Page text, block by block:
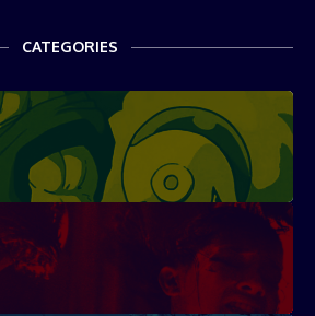
CATEGORIES